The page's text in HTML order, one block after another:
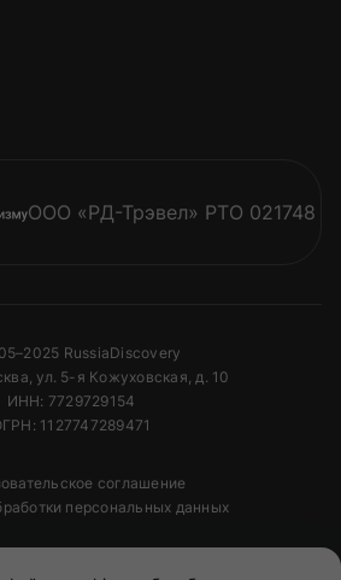
ООО «РД-Трэвел» РТО 021748
RussiaDiscovery
ул. 5-я Кожуховская, д. 10
ИНН: 7729729154
1127747289471
соглашение
персональных данных